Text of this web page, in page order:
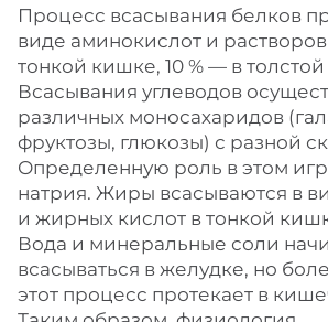
Процесс всасывания белков
виде аминокислот и растворов
тонкой кишке, 10 % — в
Всасывания углеводов
различных моносахаридов
фруктозы, глюкозы) с разной
Определенную роль в этом
натрия. Жиры всасываются в
и жирных кислот в тонкой
Вода и минеральные соли
всасываться в желудке, но
этот процесс протекает в